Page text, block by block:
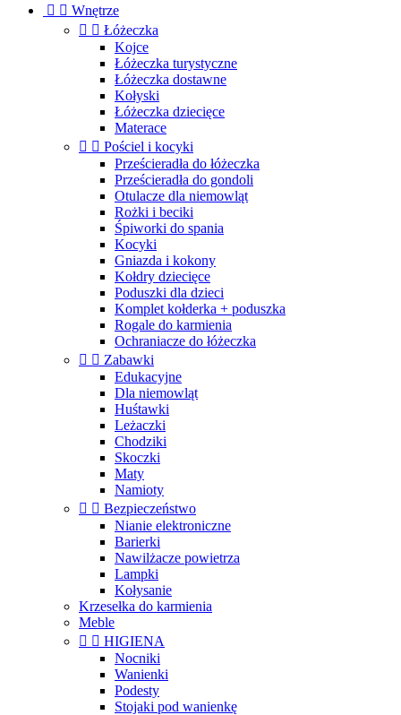
  Wnętrze
  Łóżeczka
Kojce
Łóżeczka turystyczne
Łóżeczka dostawne
Kołyski
Łóżeczka dziecięce
Materace
  Pościel i kocyki
Prześcieradła do łóżeczka
Prześcieradła do gondoli
Otulacze dla niemowląt
Rożki i beciki
Śpiworki do spania
Kocyki
Gniazda i kokony
Kołdry dziecięce
Poduszki dla dzieci
Komplet kołderka + poduszka
Rogale do karmienia
Ochraniacze do łóżeczka
  Zabawki
Edukacyjne
Dla niemowląt
Huśtawki
Leżaczki
Chodziki
Skoczki
Maty
Namioty
  Bezpieczeństwo
Nianie elektroniczne
Barierki
Nawilżacze powietrza
Lampki
Kołysanie
Krzesełka do karmienia
Meble
  HIGIENA
Nocniki
Wanienki
Podesty
Stojaki pod wanienkę